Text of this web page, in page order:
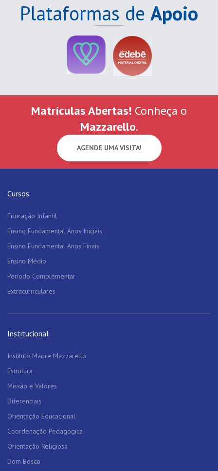
Plataformas de Apoio
Matrículas Abertas! Conheça o
Mazzarello.
AGENDE UMA VISITA!
Cursos
Educação Infantil
Ensino Fundamental Anos Iniciais
Ensino Fundamental Anos Finais
Ensino Médio
Período Complementar
Extracurriculares
Institucional
Instituto Madre Mazzarello
Estrutura
Missão e Valores
Diferenciais
Orientação Educacional
Coordenação Pedagógica
Orientação Religiosa
Dom Bosco